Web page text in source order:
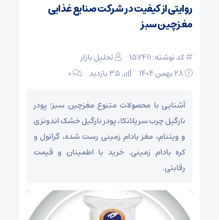
روایتی از کیفیت در شرکت صنایع غذایی
مغزچین سبز
کد نوشته: 157411
تحلیل بازار
۰
آشنایی با محصولات متنوع مغزچین سبز: پودر
نارگیل چرب سریلانکا، پودر نارگیل خشک اندونزی
و ویتنام، مغز بادام زمینی رست شده، گرانول و
کره بادام زمینی. خرید با اطمینان و قیمت
رقابتی.